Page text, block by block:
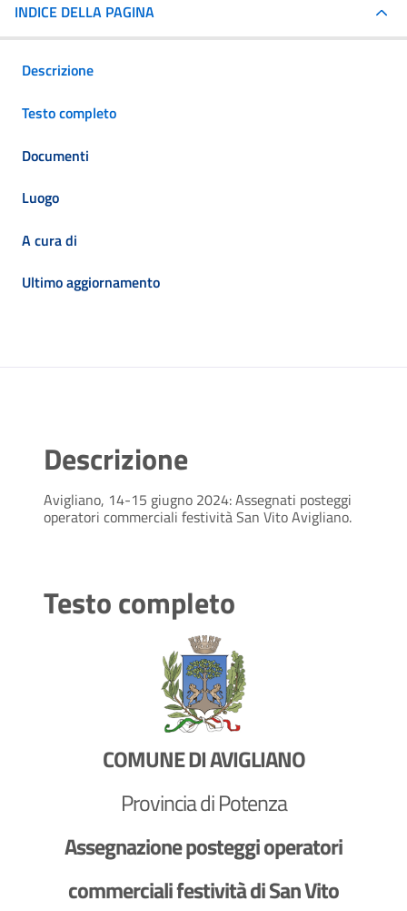
INDICE DELLA PAGINA
Descrizione
Testo completo
Documenti
Luogo
A cura di
Ultimo aggiornamento
Descrizione
Avigliano, 14-15 giugno 2024: Assegnati posteggi
operatori commerciali festività San Vito Avigliano.
Testo completo
COMUNE DI AVIGLIANO
Provincia di Potenza
Assegnazione posteggi operatori
commerciali festività di San Vito